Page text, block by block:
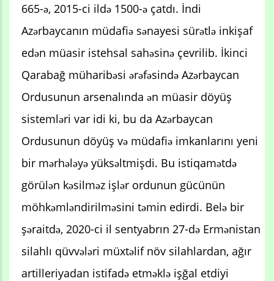
665-ə, 2015-ci ildə 1500-ə çatdı. İndi
Azərbaycanın müdafiə sənayesi sürətlə inkişaf
edən müasir istehsal sahəsinə çevrilib. İkinci
Qarabağ müharibəsi ərəfəsində Azərbaycan
Ordusunun arsenalında ən müasir döyüş
sistemləri var idi ki, bu da Azərbaycan
Ordusunun döyüş və müdafiə imkanlarını yeni
bir mərhələyə yüksəltmişdi. Bu istiqamətdə
görülən kəsilməz işlər ordunun gücünün
möhkəmləndirilməsini təmin edirdi. Belə bir
şəraitdə, 2020-ci il sentyabrın 27-də Ermənistan
silahlı qüvvələri müxtəlif növ silahlardan, ağır
artilleriyadan istifadə etməklə işğal etdiyi